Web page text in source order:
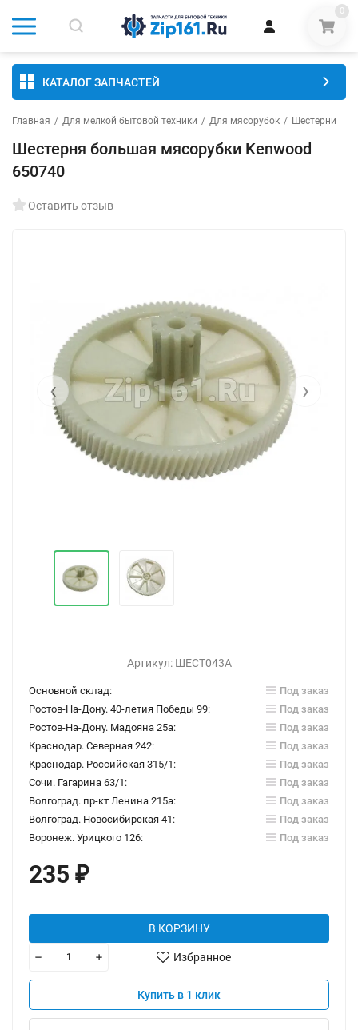
0
КАТАЛОГ ЗАПЧАСТЕЙ
Главная / Для мелкой бытовой техники / Для мясорубок / Шестерни
Шестерня большая мясорубки Kenwood
650740
Оставить отзыв
‹ ›
Артикул: ШЕСТ043А
Основной склад:
Под заказ
Ростов-На-Дону. 40-летия Победы 99:
Под заказ
Ростов-На-Дону. Мадояна 25а:
Под заказ
Краснодар. Северная 242:
Под заказ
Краснодар. Российская 315/1:
Под заказ
Сочи. Гагарина 63/1:
Под заказ
Волгоград. пр-кт Ленина 215а:
Под заказ
Волгоград. Новосибирская 41:
Под заказ
Воронеж. Урицкого 126:
Под заказ
235 ₽
В КОРЗИНУ
Избранное
Купить в 1 клик